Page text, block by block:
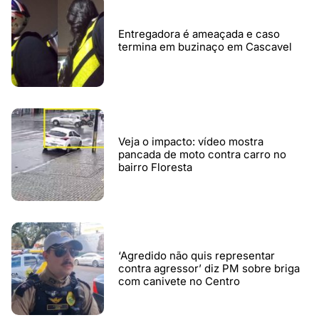
Entregadora é ameaçada e caso
termina em buzinaço em Cascavel
Veja o impacto: vídeo mostra
pancada de moto contra carro no
bairro Floresta
‘Agredido não quis representar
contra agressor’ diz PM sobre briga
com canivete no Centro